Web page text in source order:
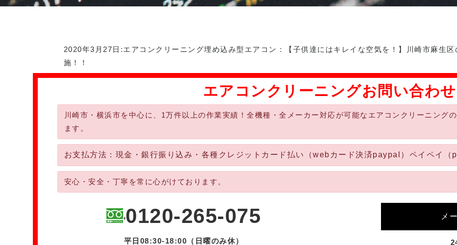
2020年3月27日:エアコンクリーニング埋め込み型エアコン ：
【子供達にはキレイな空気を！】川崎市麻生
施！！
エアコンクリーニングお問い合わせ
川崎市・横浜市を中心に、1万件以上の作業実績！全機種・全メーカー対応が可能なエアコンクリーニング
ます。
お支払方法：現金・銀行振り込み・各種クレジットカード払い（webカード決済paypal）ペイペイ（
安心・安全・丁寧を常に心がけております。
0120-265-075
平日08:30-18:00（日曜のみ休）
メ